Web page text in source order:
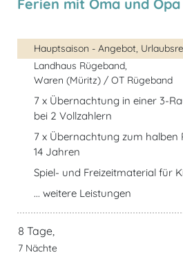
Ferien mit Oma und Opa
Hauptsaison - Angebot,
Landhaus Rügeband,
Waren (Müritz) / OT Rügeband
7 x Übernachtung in einer 3-
bei 2 Vollzahlern
7 x Übernachtung zum halben
14 Jahren
Spiel- und Freizeitmaterial für
... weitere Leistungen
8 Tage,
7 Nächte